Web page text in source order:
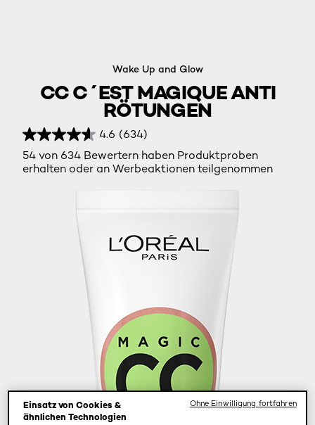
Wake Up and Glow
CC C´EST MAGIQUE ANTI
RÖTUNGEN
4.6 (634)
54 von 634 Bewertern haben Produktproben
erhalten oder an Werbeaktionen teilgenommen
Einsatz von Cookies &
ähnlichen Technologien
Ohne Einwilligung fortfahren